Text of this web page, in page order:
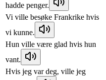
hadde penger.
Vi ville besøke Frankrike hvis
vi kunne.
Hun ville være glad hvis hun
vant.
Hvis jeg var deg, ville jeg